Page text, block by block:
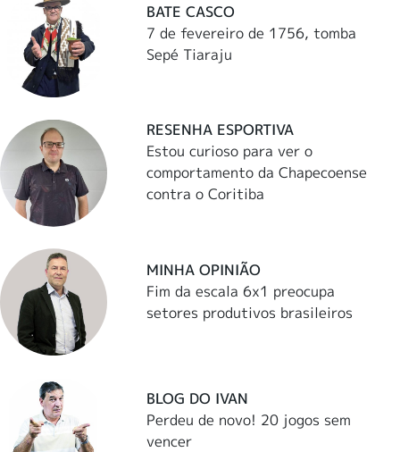
BATE CASCO
7 de fevereiro de 1756, tomba
Sepé Tiaraju
RESENHA ESPORTIVA
Estou curioso para ver o
comportamento da Chapecoense
contra o Coritiba
MINHA OPINIÃO
Fim da escala 6x1 preocupa
setores produtivos brasileiros
BLOG DO IVAN
Perdeu de novo! 20 jogos sem
vencer